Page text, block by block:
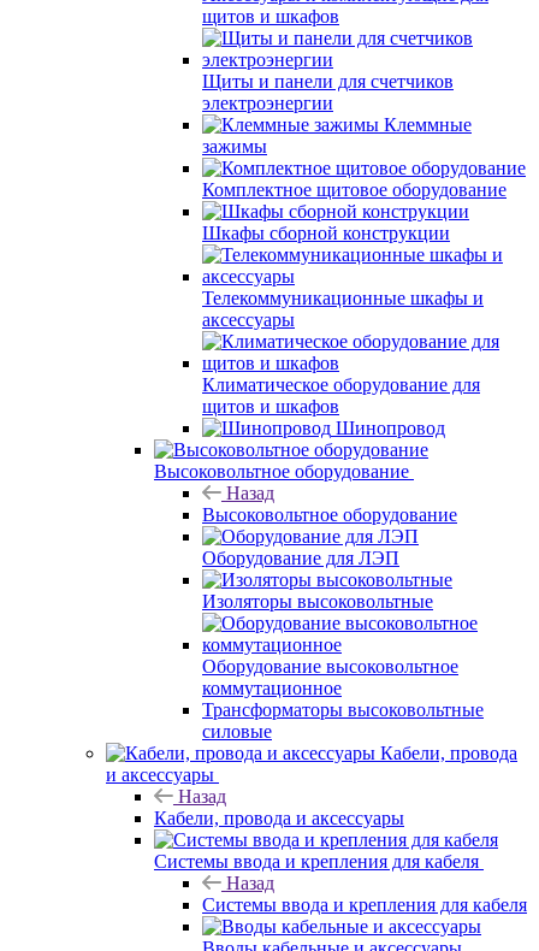
щитов и шкафов
Щиты и панели для счетчиков
электроэнергии
Клеммные
зажимы
Комплектное щитовое оборудование
Шкафы сборной конструкции
Телекоммуникационные шкафы и
аксессуары
Климатическое оборудование для
щитов и шкафов
Шинопровод
Высоковольтное оборудование
Назад
Высоковольтное оборудование
Оборудование для ЛЭП
Изоляторы высоковольтные
Оборудование высоковольтное
коммутационное
Трансформаторы высоковольтные
силовые
Кабели, провода
и аксессуары
Назад
Кабели, провода и аксессуары
Системы ввода и крепления для кабеля
Назад
Системы ввода и крепления для кабеля